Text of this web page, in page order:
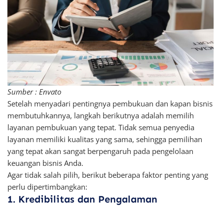
Sumber : Envato
Setelah menyadari pentingnya pembukuan dan kapan bisnis
membutuhkannya, langkah berikutnya adalah memilih
layanan pembukuan yang tepat. Tidak semua penyedia
layanan memiliki kualitas yang sama, sehingga pemilihan
yang tepat akan sangat berpengaruh pada pengelolaan
keuangan bisnis Anda.
Agar tidak salah pilih, berikut beberapa faktor penting yang
perlu dipertimbangkan:
1. Kredibilitas dan Pengalaman